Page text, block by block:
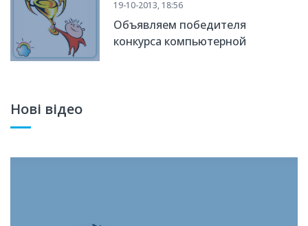
19-10-2013, 18:56
Объявляем победителя
конкурса компьютерной
Нові відео